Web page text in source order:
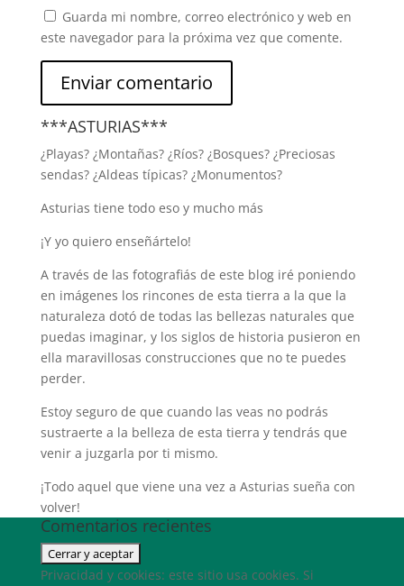
Guarda mi nombre, correo electrónico y web en
este navegador para la próxima vez que comente.
***ASTURIAS***
¿Playas? ¿Montañas? ¿Ríos? ¿Bosques? ¿Preciosas
sendas? ¿Aldeas típicas? ¿Monumentos?
Asturias tiene todo eso y mucho más
¡Y yo quiero enseñártelo!
A través de las fotografiás de este blog iré poniendo
en imágenes los rincones de esta tierra a la que la
naturaleza dotó de todas las bellezas naturales que
puedas imaginar, y los siglos de historia pusieron en
ella maravillosas construcciones que no te puedes
perder.
Estoy seguro de que cuando las veas no podrás
sustraerte a la belleza de esta tierra y tendrás que
venir a juzgarla por ti mismo.
¡Todo aquel que viene una vez a Asturias sueña con
volver!
Comentarios recientes
Privacidad y cookies: este sitio usa cookies. Si